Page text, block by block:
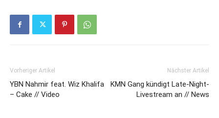
Vorheriger Artikel
YBN Nahmir feat. Wiz Khalifa
– Cake // Video
Nächster Artikel
KMN Gang kündigt Late-Night-
Livestream an // News